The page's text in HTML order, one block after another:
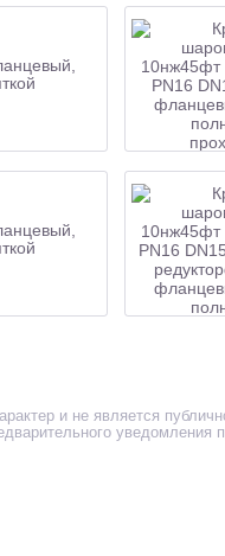
и не является
уведомления